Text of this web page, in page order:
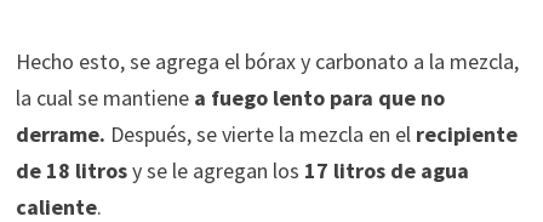
Hecho esto, se agrega el bórax y carbonato a la mezcla,
la cual se mantiene a fuego lento para que no
derrame. Después, se vierte la mezcla en el recipiente
de 18 litrosy se le agregan los 17 litros de agua
caliente.